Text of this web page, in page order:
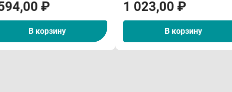
₽
В корзину
1 023,00 ₽
В корзину